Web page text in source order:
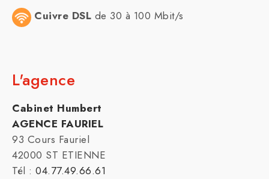
Cuivre DSL de 30 à 100 Mbit/s
L'agence
Cabinet Humbert
AGENCE FAURIEL
93 Cours Fauriel
42000 ST ETIENNE
Tél : 04.77.49.66.61